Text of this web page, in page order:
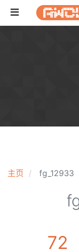
主页 fg_12933
72